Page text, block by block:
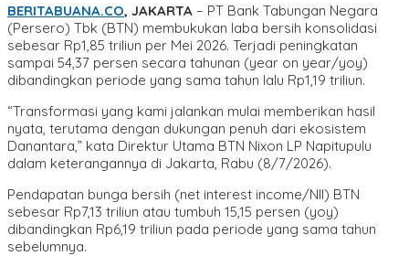
BERITABUANA.CO, JAKARTA – PT Bank Tabungan Negara
(Persero) Tbk (BTN) membukukan laba bersih konsolidasi
sebesar Rp1,85 triliun per Mei 2026. Terjadi peningkatan
sampai 54,37 persen secara tahunan (year on year/yoy)
dibandingkan periode yang sama tahun lalu Rp1,19 triliun.
“Transformasi yang kami jalankan mulai memberikan hasil
nyata, terutama dengan dukungan penuh dari ekosistem
Danantara,” kata Direktur Utama BTN Nixon LP Napitupulu
dalam keterangannya di Jakarta, Rabu (8/7/2026).
Pendapatan bunga bersih (net interest income/NII) BTN
sebesar Rp7,13 triliun atau tumbuh 15,15 persen (yoy)
dibandingkan Rp6,19 triliun pada periode yang sama tahun
sebelumnya.